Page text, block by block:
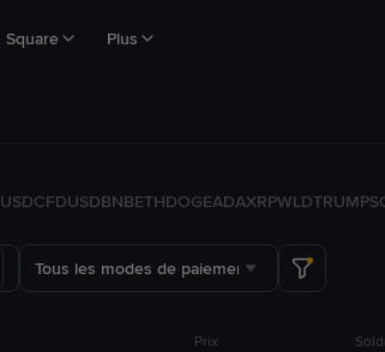
Square Plus
USDCFDUSDBNBETHDOGEADAXRPWLDTRUMP
Tous les modes de paiement
Prix